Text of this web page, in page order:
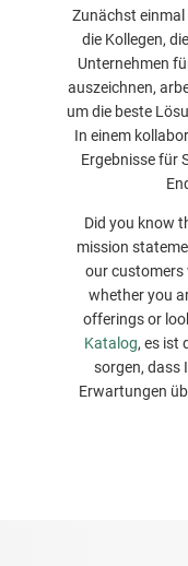
Zunächst
die Kollegen,
Unternehmen
auszeichnen,
um die beste
In einem
Ergebnisse für
Did you know
mission
our customers
whether you
offerings or
Katalog, es ist
sorgen, dass
Erwartungen